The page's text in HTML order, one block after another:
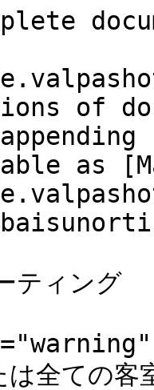
of
as
ティング
は全ての